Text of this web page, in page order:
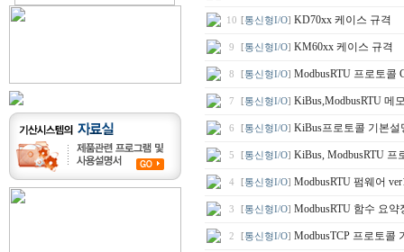
10 [통신형I/O] KD70xx 케이스 규격
9 [통신형I/O] KM60xx 케이스 규격
8 [통신형I/O] ModbusRTU 프로토콜
7 [통신형I/O] KiBus,ModbusRTU 메
6 [통신형I/O] KiBus프로토콜 기본설
5 [통신형I/O] KiBus, ModbusRTU 프
4 [통신형I/O] ModbusRTU 펌웨어
3 [통신형I/O] ModbusRTU 함수 요약
2 [통신형I/O] ModbusTCP 프로토콜